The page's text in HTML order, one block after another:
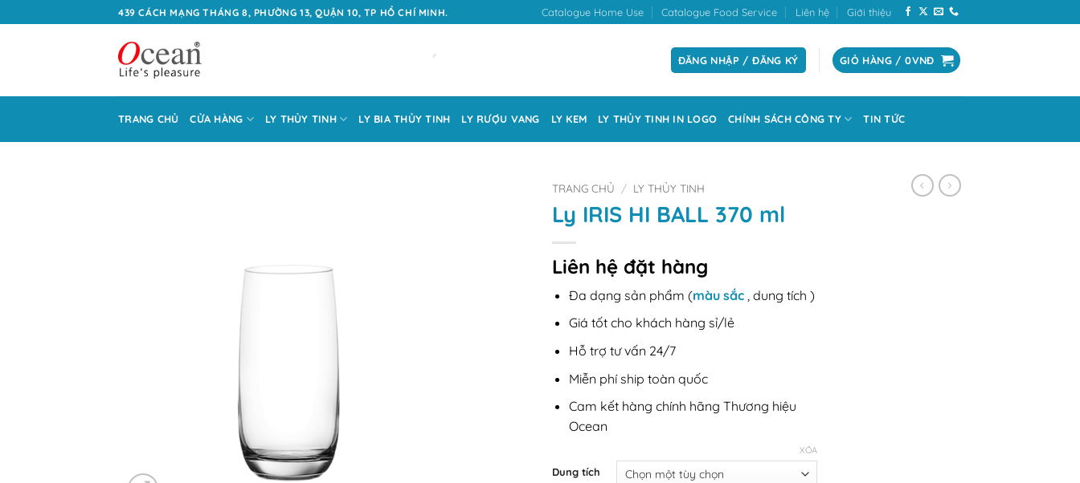
qua
439 CÁCH MẠNG THÁNG 8, PHƯỜNG 13, QUẬN 10, TP HỒ CHÍ MINH. Catalogue Home Use Catalogue Food Service Liên hệ Giới thiệu
ĐĂNG NHẬP / ĐĂNG KÝ GIỎ HÀNG /0VNĐ
TRANG CHỦ CỬA HÀNG LY THỦY TINH LY BIA THỦY TINH LY RƯỢU VANG LY KEM LY THỦY TINH IN LOGO CHÍNH SÁCH CÔNG TY TIN TỨC
TRANG CHỦ / LY THỦY TINH
Ly IRIS HI BALL 370 ml
Liên hệ đặt hàng
Đa dạng sản phẩm (màu sắc, dung tích )
Giá tốt cho khách hàng sỉ/lẻ
Hỗ trợ tư vấn 24/7
Miễn phí ship toàn quốc
Cam kết hàng chính hãng Thương hiệu
Ocean
Dung tích
XÓA